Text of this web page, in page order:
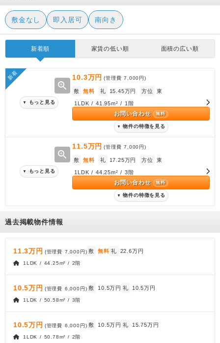
敷金なし 即入居可 南向き
新着順 家賃の低い順 面積の広い順
新着
zoom_in
▼ もっと見る
10.3万円 (管理費7,000円)
敷 無料 礼 15.45万円 方位 東
1LDK / 41.95m² / 1階
お問い合わせ 無料
▼ 物件の特徴を見る
zoom_in
▼ もっと見る
11.5万円 (管理費7,000円)
敷 無料 礼 17.25万円 方位 東
1LDK / 44.25m² / 3階
お問い合わせ 無料
▼ 物件の特徴を見る
過去掲載物件情報
11.3万円 (管理費 7,000円) 敷 無料 礼 22.6万円
1LDK / 44.25m² / 2階
10.5万円 (管理費 6,000円) 敷 10.5万円 礼 10.5万円
1LDK / 50.58m² / 3階
10.5万円 (管理費 6,000円) 敷 10.5万円 礼 15.75万円
1LDK / 50.78m² / 2階